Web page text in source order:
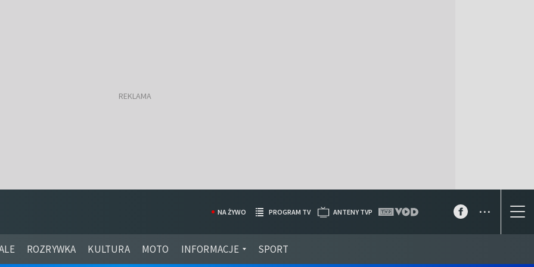
ROZRYWKA KULTURA MOTO INFORMACJE SPORT
NA ŻYWO PROGRAM TV ANTENY TVP ...